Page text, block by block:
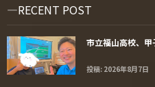
RECENT POST
市立福山高校、
投稿: 2026年8月7日